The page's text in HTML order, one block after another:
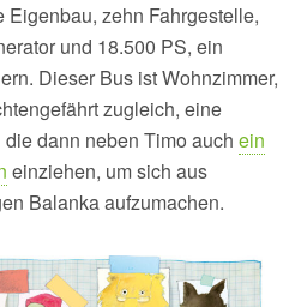
Eigenbau, zehn Fahrgestelle,
und 18.500 PS, ein
Dieser Bus ist Wohnzimmer,
zugleich, eine
dann neben Timo auch ein
einziehen, um sich aus
Balanka aufzumachen.